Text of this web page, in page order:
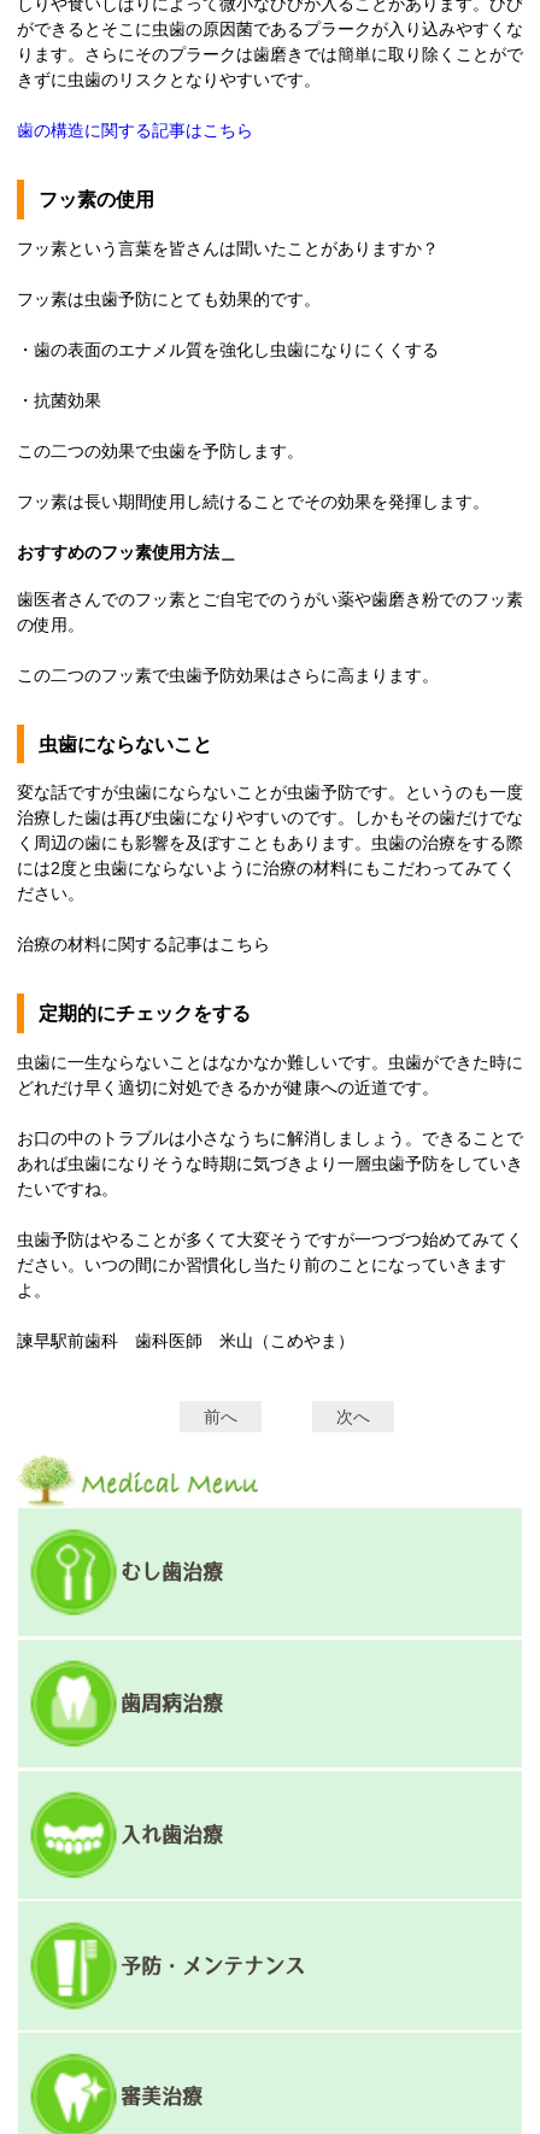
しりや食いしばりによって微小なひびが入ることがあります。ひび
ができるとそこに虫歯の原因菌であるプラークが入り込みやすくな
ります。さらにそのプラークは歯磨きでは簡単に取り除くことがで
きずに虫歯のリスクとなりやすいです。
歯の構造に関する記事はこちら
フッ素の使用
フッ素という言葉を皆さんは聞いたことがありますか？
フッ素は虫歯予防にとても効果的です。
・歯の表面のエナメル質を強化し虫歯になりにくくする
・抗菌効果
この二つの効果で虫歯を予防します。
フッ素は長い期間使用し続けることでその効果を発揮します。
おすすめのフッ素使用方法＿
歯医者さんでのフッ素とご自宅でのうがい薬や歯磨き粉でのフッ素
の使用。
この二つのフッ素で虫歯予防効果はさらに高まります。
虫歯にならないこと
変な話ですが虫歯にならないことが虫歯予防です。というのも一度
治療した歯は再び虫歯になりやすいのです。しかもその歯だけでな
く周辺の歯にも影響を及ぼすこともあります。虫歯の治療をする際
には2度と虫歯にならないように治療の材料にもこだわってみてく
ださい。
治療の材料に関する記事はこちら
定期的にチェックをする
虫歯に一生ならないことはなかなか難しいです。虫歯ができた時に
どれだけ早く適切に対処できるかが健康への近道です。
お口の中のトラブルは小さなうちに解消しましょう。できることで
あれば虫歯になりそうな時期に気づきより一層虫歯予防をしていき
たいですね。
虫歯予防はやることが多くて大変そうですが一つづつ始めてみてく
ださい。いつの間にか習慣化し当たり前のことになっていきます
よ。
諫早駅前歯科 歯科医師 米山（こめやま）
シ
前へ 次へ
むし歯治療
歯周病治療
入れ歯治療
予防・メンテナンス
審美治療